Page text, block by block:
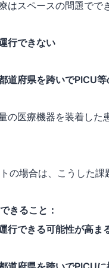
スペースの問題でで
行できない
道府県を跨いでPICU
医療機器を装着した
の場合は、こうした課
きること：
行できる可能性が高ま